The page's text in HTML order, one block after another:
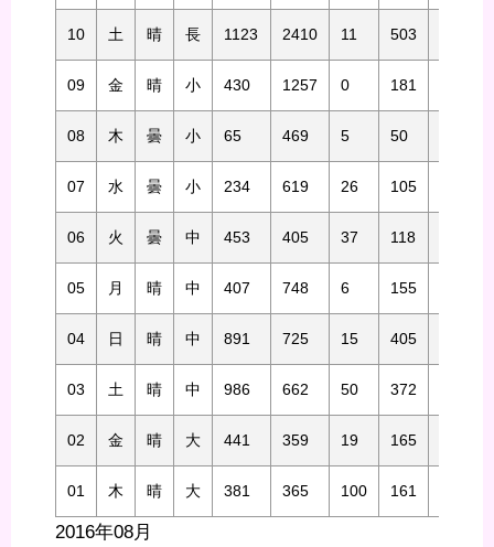
10 土 晴 長 1123 2410 11 503
09 金 晴 小 430 1257 0 181
08 木 曇 小 65 469 5 50
07 水 曇 小 234 619 26 105
06 火 曇 中 453 405 37 118
05 月 晴 中 407 748 6 155
04 日 晴 中 891 725 15 405
03 土 晴 中 986 662 50 372
02 金 晴 大 441 359 19 165
01 木 晴 大 381 365 100 161
2016年08月